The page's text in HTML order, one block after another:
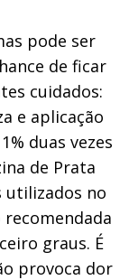
pode ser
de ficar
cuidados:
e aplicação
duas vezes
de Prata
utilizados no
graus. É
provoca dor